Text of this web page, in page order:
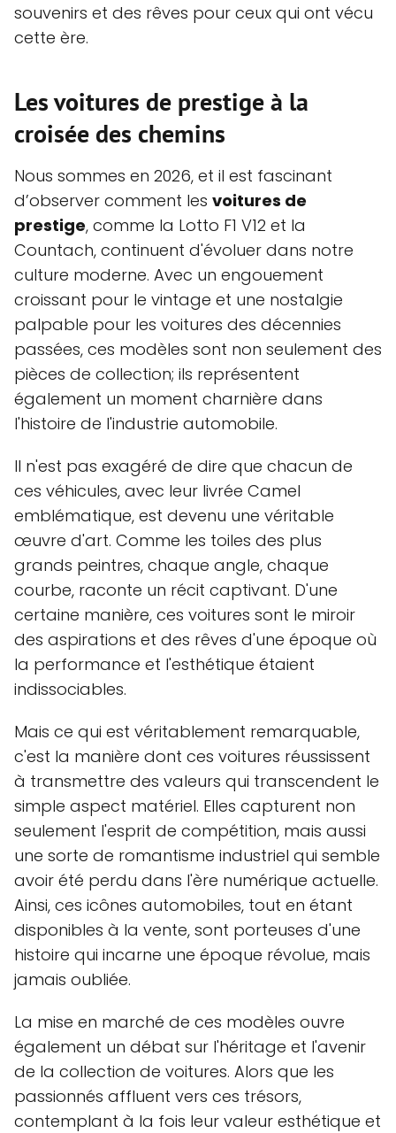
souvenirs et des rêves pour ceux qui ont vécu
cette ère.
Les voitures de prestige à la
croisée des chemins
Nous sommes en 2026, et il est fascinant
d’observer comment les voitures de
prestige, comme la Lotto F1 V12 et la
Countach, continuent d'évoluer dans notre
culture moderne. Avec un engouement
croissant pour le vintage et une nostalgie
palpable pour les voitures des décennies
passées, ces modèles sont non seulement des
pièces de collection; ils représentent
également un moment charnière dans
l'histoire de l'industrie automobile.
Il n'est pas exagéré de dire que chacun de
ces véhicules, avec leur livrée Camel
emblématique, est devenu une véritable
œuvre d'art. Comme les toiles des plus
grands peintres, chaque angle, chaque
courbe, raconte un récit captivant. D'une
certaine manière, ces voitures sont le miroir
des aspirations et des rêves d'une époque où
la performance et l'esthétique étaient
indissociables.
Mais ce qui est véritablement remarquable,
c'est la manière dont ces voitures réussissent
à transmettre des valeurs qui transcendent le
simple aspect matériel. Elles capturent non
seulement l'esprit de compétition, mais aussi
une sorte de romantisme industriel qui semble
avoir été perdu dans l'ère numérique actuelle.
Ainsi, ces icônes automobiles, tout en étant
disponibles à la vente, sont porteuses d'une
histoire qui incarne une époque révolue, mais
jamais oubliée.
La mise en marché de ces modèles ouvre
également un débat sur l'héritage et l'avenir
de la collection de voitures. Alors que les
passionnés affluent vers ces trésors,
contemplant à la fois leur valeur esthétique et